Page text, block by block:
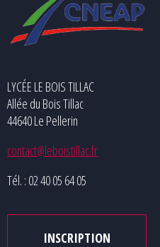
LYCÉE LE BOIS TILLAC
Allée du Bois Tillac
44640 Le Pellerin
contact@leboistillac.fr
Tél. : 02 40 05 64 05
INSCRIPTION